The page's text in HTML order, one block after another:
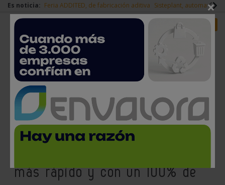
Es noticia: Feria ADDITED, de fabricación aditiva Sisteplant,
Redes Sociales Login empresas
Una nueva tecnología con
drones inteligentes permite
más rápido y con un 100% de
×